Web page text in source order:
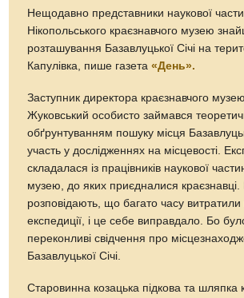
Нещодавно представники наукової
Нікопольського краєзнавчого музею
розташування Базавлуцької Січі на
Капулівка, пише газета«День».
Заступник директора краєзнавчого
Жуковський особисто займався
обґрунтуванням пошуку місця
участь у дослідженнях на місцевості.
складалася із працівників наукової
музею, до яких приєдналися краєзнавці.
розповідають, що багато часу витратили
експедиції, і це себе виправдало. Бо
переконливі свідчення про
Базавлуцької Січі.
Старовинна козацька підкова та шляпка